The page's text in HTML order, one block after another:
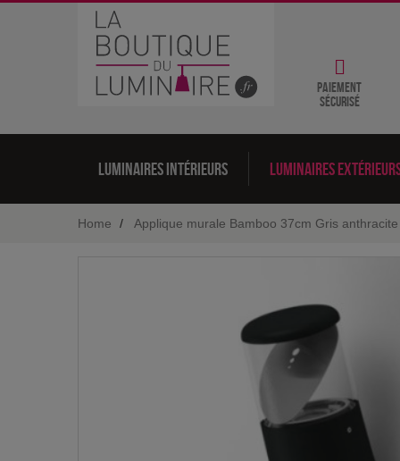
Paiement
sécurisé
Luminaires intérieurs Luminaires
Home Applique murale Bamboo 37cm Gris anthracite